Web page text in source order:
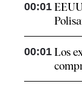
00:01
00:01 Los